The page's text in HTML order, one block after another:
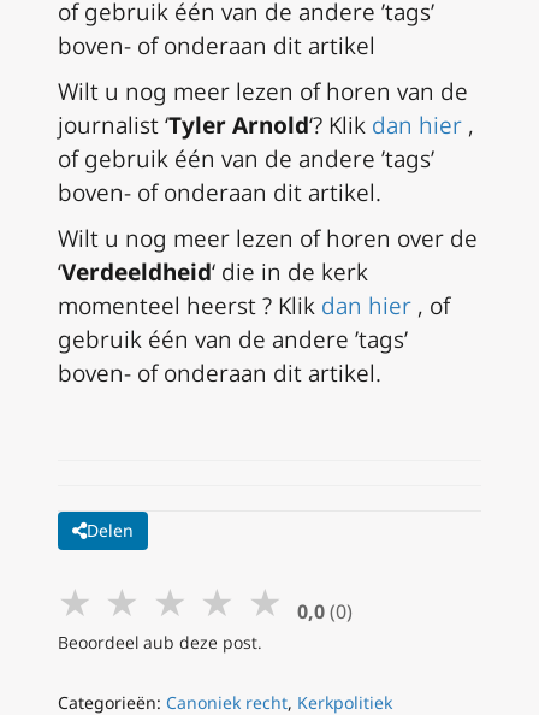
of gebruik één van de andere ’tags’
boven- of onderaan dit artikel
Wilt u nog meer lezen of horen van de
journalist ‘Tyler Arnold‘? Klik dan hier ,
of gebruik één van de andere ’tags’
boven- of onderaan dit artikel.
Wilt u nog meer lezen of horen over de
‘Verdeeldheid‘ die in de kerk
momenteel heerst ? Klik dan hier , of
gebruik één van de andere ’tags’
boven- of onderaan dit artikel.
Delen
★ ★ ★ ★ ★ 0,0 (0)
Beoordeel aub deze post.
Categorieën: Canoniek recht, Kerkpolitiek